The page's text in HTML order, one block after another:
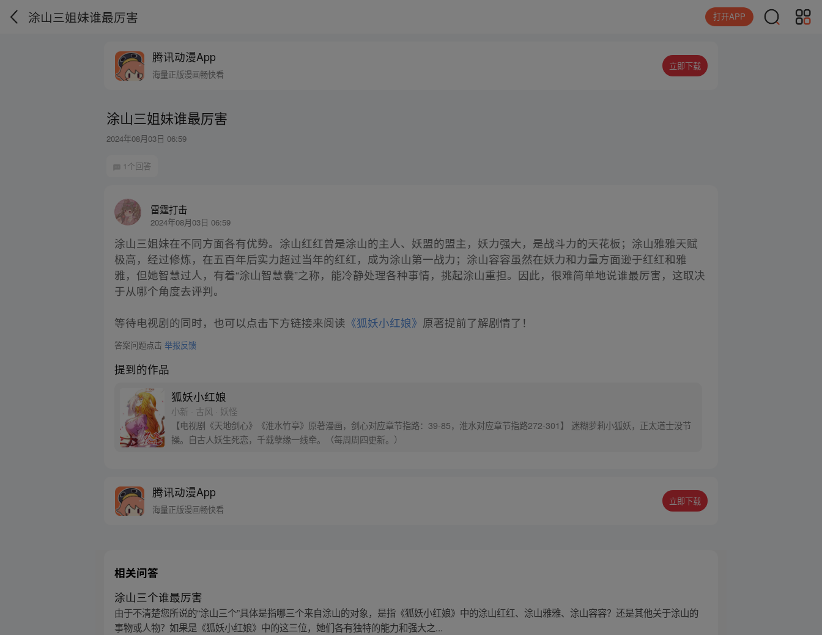
涂山三姐妹谁最厉害 打开APP
腾讯动漫App
海量正版漫画畅快看
立即下载
涂山三姐妹谁最厉害
2024年08月03日 06:59
1个回答
雷霆打击
2024年08月03日 06:59
涂山三姐妹在不同方面各有优势。涂山红红曾是涂山的主人、妖盟的盟主，妖力强大，是战斗力的天花板；涂山雅雅天赋
极高，经过修炼，在五百年后实力超过当年的红红，成为涂山第一战力；涂山容容虽然在妖力和力量方面逊于红红和雅
雅，但她智慧过人，有着“涂山智慧囊”之称，能冷静处理各种事情，挑起涂山重担。因此，很难简单地说谁最厉害，这取决
于从哪个角度去评判。
等待电视剧的同时，也可以点击下方链接来阅读 《狐妖小红娘》 原著提前了解剧情了！
答案问题点击举报反馈
提到的作品
狐妖小红娘
小新 · 古风 · 妖怪
【电视剧《天地剑心》《淮水竹亭》原著漫画，剑心对应章节指路：39-85，淮水对应章节指路272-301】 迷糊萝莉小狐妖，正太道士没节
操。自古人妖生死恋，千载孽缘一线牵。（每周周四更新。）
腾讯动漫App
海量正版漫画畅快看
立即下载
相关问答
涂山三个谁最厉害
由于不清楚您所说的“涂山三个”具体是指哪三个来自涂山的对象，是指《狐妖小红娘》中的涂山红红、涂山雅雅、涂山容容？还是其他关于涂山的
事物或人物？如果是《狐妖小红娘》中的这三位，她们各有独特的能力和强大之...